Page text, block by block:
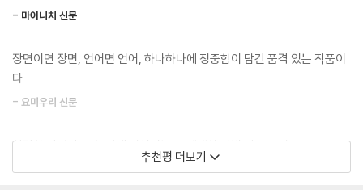
간을 살아낸 사람에게, 이런 기억은 각인되지 않을 수 없을 것 같다. 남자는
간 세워 올린 그의 삶은 고요하고 정갈하고 단단해 보인다. 아름답고 아름
다운 소설이다.
스크에는 ‘오늘은 나, 내일은 당신’이라는 말이 새겨져 있었다. 예전에 ‘숲
은 나’였다. ‘나’와 ‘당신’은 언제 바뀐 것일까?
--- pp.187-188
나카오, 사카니시가 담당하도록. 선생님의입으로 내 이름을 듣자, 무라이
설계사무소의 일원으로 인정되었다는 것이 새삼스럽게 느껴진다. 이런 규
시대에 좌우되지 않는 건축물처럼, 유구하게 흐르는 대하를 닮은 장편소
소설의 주인공이자 화자인 ‘나’는 건축학과를 갓 졸업한 청년이다. 거대 종
합건설회사에 취직할 생각도, 그렇다고 대학원에 진학할 생각도 딱히 없
사무소뿐. 하지만 이미 일흔 남짓한 나이의 무라이 소장은 몇 해째 사사하
고 싶다는 신입 및 경력 지원서에 한 번도 답을 주지 않고 있었다. ‘나’는 혹
- 마이니치 신문
장면이면 장면, 언어면 언어, 하나하나에 정중함이 담긴 품격 있는 작품이
다.
- 요미우리 신문
찬란한 리얼리즘! 눈앞에 펼쳐지는 듯 생생한 마법 같은 소설!
- 교도 통신
추천평 더보기